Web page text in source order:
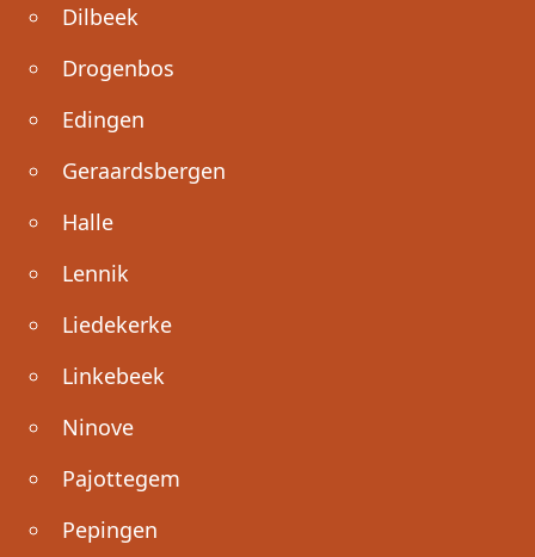
Dilbeek
Drogenbos
Edingen
Geraardsbergen
Halle
Lennik
Liedekerke
Linkebeek
Ninove
Pajottegem
Pepingen